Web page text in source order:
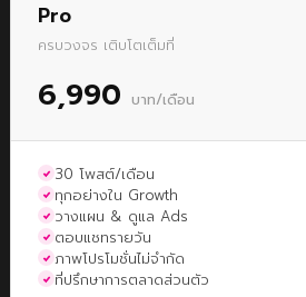
Pro
ครบวงจร เติบโตเต็มที่
6,990บาท/เดือน
30 โพสต์/เดือน
ทุกอย่างใน Growth
วางแผน & ดูแล Ads
ตอบแชทรายวัน
ภาพโปรโมชั่นไม่จำกัด
ที่ปรึกษาการตลาดส่วนตัว